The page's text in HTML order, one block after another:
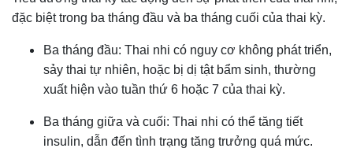
đặc biệt trong ba tháng đầu và ba tháng cuối của thai kỳ.
Ba tháng đầu: Thai nhi có nguy cơ không phát triển,
sảy thai tự nhiên, hoặc bị dị tật bẩm sinh, thường
xuất hiện vào tuần thứ 6 hoặc 7 của thai kỳ.
Ba tháng giữa và cuối: Thai nhi có thể tăng tiết
insulin, dẫn đến tình trạng tăng trưởng quá mức.